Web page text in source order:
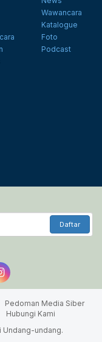
Wawancara
Katalogue
Foto
Podcast
Daftar
Pedoman Media Siber
Hubungi Kami
Undang-undang.